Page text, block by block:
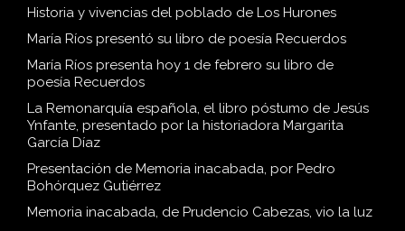
Historia y vivencias del poblado de Los Hurones
María Ríos presentó su libro de poesía Recuerdos
María Ríos presenta hoy 1 de febrero su libro de
poesía Recuerdos
La Remonarquía española, el libro póstumo de Jesús
Ynfante, presentado por la historiadora Margarita
García Díaz
Presentación de Memoria inacabada, por Pedro
Bohórquez Gutiérrez
Memoria inacabada, de Prudencio Cabezas, vio la luz